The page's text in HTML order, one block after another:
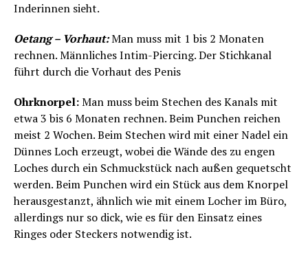
Inderinnen sieht.
Oetang – Vorhaut:Man muss mit 1 bis 2 Monaten
rechnen. Männliches Intim-Piercing. Der Stichkanal
führt durch die Vorhaut des Penis
Ohrknorpel:Man muss beim Stechen des Kanals mit
etwa 3 bis 6 Monaten rechnen. Beim Punchen reichen
meist 2 Wochen. Beim Stechen wird mit einer Nadel ein
Dünnes Loch erzeugt, wobei die Wände des zu engen
Loches durch ein Schmuckstück nach außen gequetscht
werden. Beim Punchen wird ein Stück aus dem Knorpel
herausgestanzt, ähnlich wie mit einem Locher im Büro,
allerdings nur so dick, wie es für den Einsatz eines
Ringes oder Steckers notwendig ist.